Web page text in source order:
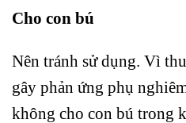
Cho con bú
Nên tránh sử dụng. Vì
gây phản ứng phụ
không cho con bú trong